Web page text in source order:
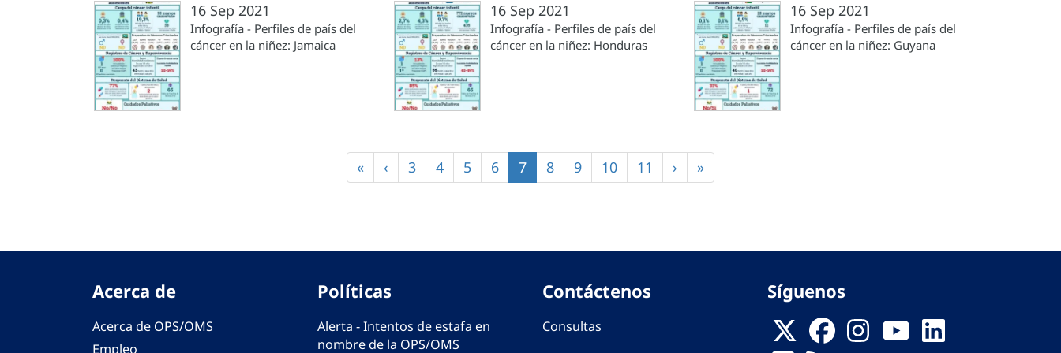
16 Sep 2021
Infografía - Perfiles de país del
cáncer en la niñez: Jamaica
16 Sep 2021
Infografía - Perfiles de país del
cáncer en la niñez: Honduras
16 Sep 2021
Infografía - Perfiles de país del
cáncer en la niñez: Guyana
Primera
página
«
Página
anterior
‹ Página
3 Página
4 Página
5 Página
6
Página
actual
7 Página
8 Página
9 Página
10 Página
11
Siguiente
página
›
Última
página
»
Acerca de
Acerca de OPS/OMS
Empleo
Políticas
Alerta - Intentos de estafa en
nombre de la OPS/OMS
Contáctenos
Consultas
Síguenos